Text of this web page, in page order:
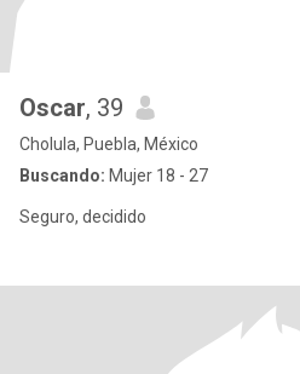
Oscar, 39
Cholula, Puebla, México
Buscando: Mujer 18 - 27
Seguro, decidido